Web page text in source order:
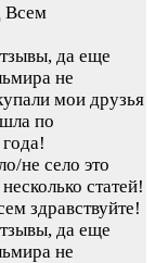
Всем
да еще
не
мои друзья
по
не село это
статей!
здравствуйте!
да еще
не